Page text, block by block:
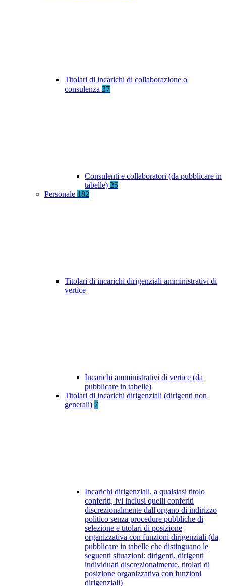
Titolari di incarichi di collaborazione o
consulenza 27
Consulenti e collaboratori (da pubblicare in
tabelle) 25
Personale 182
Titolari di incarichi dirigenziali amministrativi di
vertice
Incarichi amministrativi di vertice (da
pubblicare in tabelle)
Titolari di incarichi dirigenziali (dirigenti non
generali) 7
Incarichi dirigenziali, a qualsiasi titolo
conferiti, ivi inclusi quelli conferiti
discrezionalmente dall'organo di indirizzo
politico senza procedure pubbliche di
selezione e titolari di posizione
organizzativa con funzioni dirigenziali (da
pubblicare in tabelle che distinguano le
seguenti situazioni: dirigenti, dirigenti
individuati discrezionalmente, titolari di
posizione organizzativa con funzioni
dirigenziali)